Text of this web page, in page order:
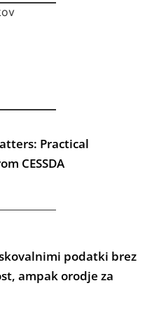
Practical
CESSDA
podatki brez
ampak orodje za